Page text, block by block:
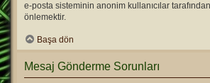
e-posta sisteminin anonim kullanıcılar
önlemektir.
Başa dön
Mesaj Gönderme Sorunları